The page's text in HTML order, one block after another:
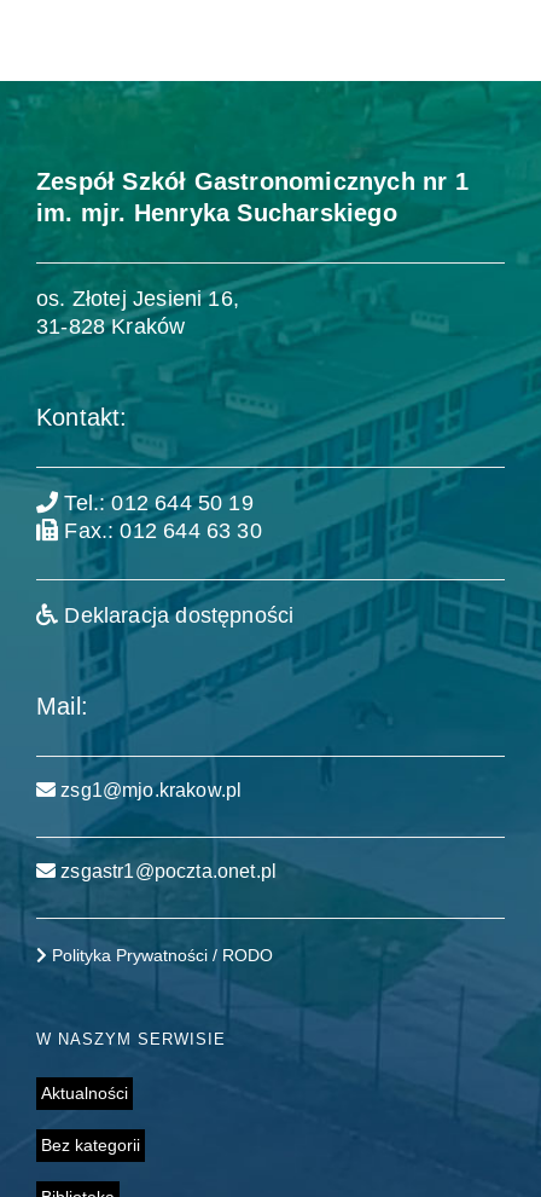
Zespół Szkół Gastronomicznych nr 1
im. mjr. Henryka Sucharskiego
os. Złotej Jesieni 16,
31-828 Kraków
Kontakt:
Tel.: 012 644 50 19
Fax.: 012 644 63 30
Deklaracja dostępności
Mail:
zsg1@mjo.krakow.pl
zsgastr1@poczta.onet.pl
Polityka Prywatności / RODO
W NASZYM SERWISIE
Aktualności
Bez kategorii